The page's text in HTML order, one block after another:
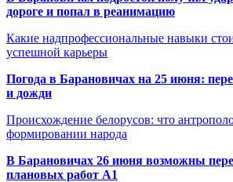
дороге и попал в реанимацию
Какие надпрофессиональные навыки
успешной карьеры
Погода в Барановичах на 25 июня:
и дожди
Происхождение белорусов: что
формировании народа
В Барановичах 26 июня возможны
плановых работ A1